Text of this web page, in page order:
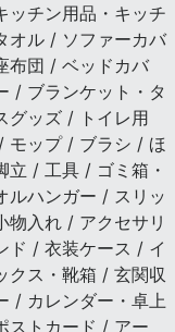
ッチン用品・キッチ
オル / ソファーカバ
布団 / ベッドカバ
/ ブランケット・タ
グッズ / トイレ用
モップ / ブラシ / ほ
立 / 工具 / ゴミ箱・
ルハンガー / スリッ
入れ / アクセサリ
ド / 衣装ケース / イ
クス・靴箱 / 玄関収
/ カレンダー・卓上
ストカード / アー